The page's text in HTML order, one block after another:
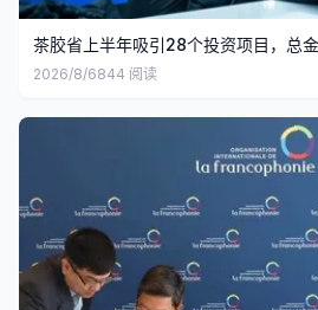
茶胶省上半年吸引28个投资项目，总
2026/8/6844 阅读